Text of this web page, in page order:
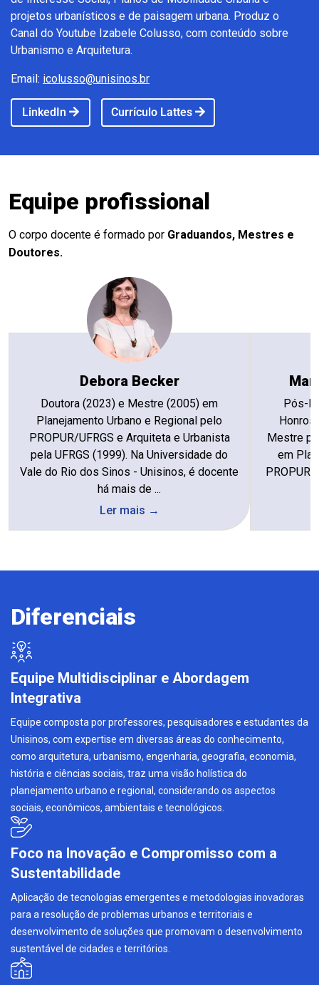
projetos urbanísticos e de paisagem urbana. Produz o
Canal do Youtube Izabele Colusso, com conteúdo sobre
Urbanismo e Arquitetura.
Email: icolusso@unisinos.br
LinkedIn Currículo Lattes
Equipe profissional
O corpo docente é formado por Graduandos, Mestres e
Doutores.
Debora Becker
Doutora (2023) e Mestre (2005) em
Planejamento Urbano e Regional pelo
PROPUR/UFRGS e Arquiteta e Urbanista
pela UFRGS (1999). Na Universidade do
Vale do Rio dos Sinos - Unisinos, é docente
há mais de ...
Ler mais →
Pós-
Mestre
em
PROPUR/
Diferenciais
Equipe Multidisciplinar e Abordagem
Integrativa
Equipe composta por professores, pesquisadores e estudantes da
Unisinos, com expertise em diversas áreas do conhecimento,
como arquitetura, urbanismo, engenharia, geografia, economia,
história e ciências sociais, traz uma visão holística do
planejamento urbano e regional, considerando os aspectos
sociais, econômicos, ambientais e tecnológicos.
Foco na Inovação e Compromisso com a
Sustentabilidade
Aplicação de tecnologias emergentes e metodologias inovadoras
para a resolução de problemas urbanos e territoriais e
desenvolvimento de soluções que promovam o desenvolvimento
sustentável de cidades e territórios.